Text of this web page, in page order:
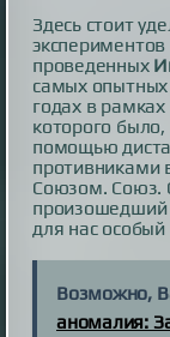
Здесь стоит
проведенных
самых
годах в рамках
которого
помощью
противниками
Союзом. Союз.
произошедший
для нас особый
Возможно,
аномалия: